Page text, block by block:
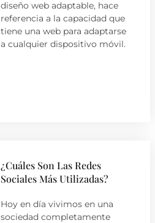
diseño web adaptable, hace
referencia a la capacidad que
tiene una web para adaptarse
a cualquier dispositivo móvil.
¿Cuáles Son Las Redes
Sociales Más Utilizadas?
Hoy en día vivimos en una
sociedad completamente